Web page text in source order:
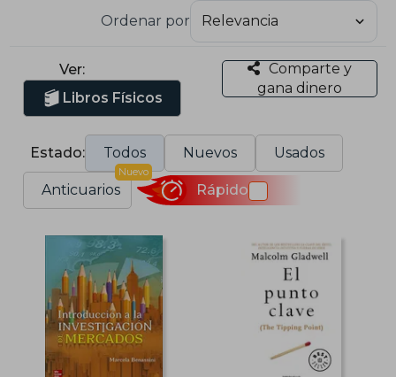
Ordenar por
Ver:
Libros Físicos
Comparte y
gana dinero
Estado: Todos Nuevos Usados
Anticuarios
Nuevo
Rápido